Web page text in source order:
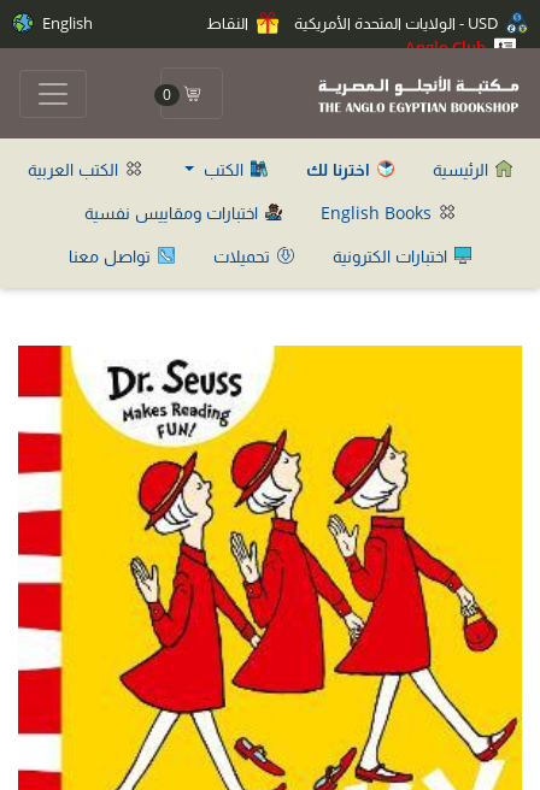
النقاط
Anglo Club
English
0
الرئيسية اخترنا لك الكتب
الكتب العربية
اختبارات ومقاييس نفسية
اختبارات الكترونية
تحميلات تواصل معنا